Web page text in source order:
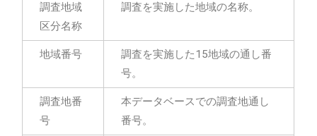
調査地域
区分名称
調査を実施した地域の名称。
地域番号
調査を実施した15地域の通し番
号。
調査地番
号
本データベースでの調査地通し
番号。